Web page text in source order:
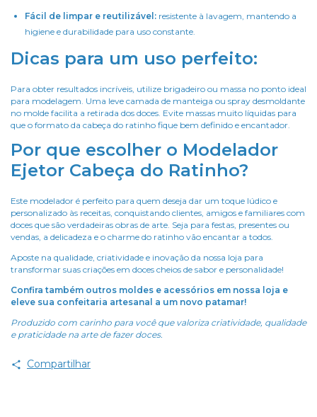
Fácil de limpar e reutilizável: resistente à lavagem, mantendo a
higiene e durabilidade para uso constante.
Dicas para um uso perfeito:
Para obter resultados incríveis, utilize brigadeiro ou massa no ponto ideal
para modelagem. Uma leve camada de manteiga ou spray desmoldante
no molde facilita a retirada dos doces. Evite massas muito líquidas para
que o formato da cabeça do ratinho fique bem definido e encantador.
Por que escolher o Modelador
Ejetor Cabeça do Ratinho?
Este modelador é perfeito para quem deseja dar um toque lúdico e
personalizado às receitas, conquistando clientes, amigos e familiares com
doces que são verdadeiras obras de arte. Seja para festas, presentes ou
vendas, a delicadeza e o charme do ratinho vão encantar a todos.
Aposte na qualidade, criatividade e inovação da nossa loja para
transformar suas criações em doces cheios de sabor e personalidade!
Confira também outros moldes e acessórios em nossa loja e
eleve sua confeitaria artesanal a um novo patamar!
Produzido com carinho para você que valoriza criatividade, qualidade
e praticidade na arte de fazer doces.
Compartilhar